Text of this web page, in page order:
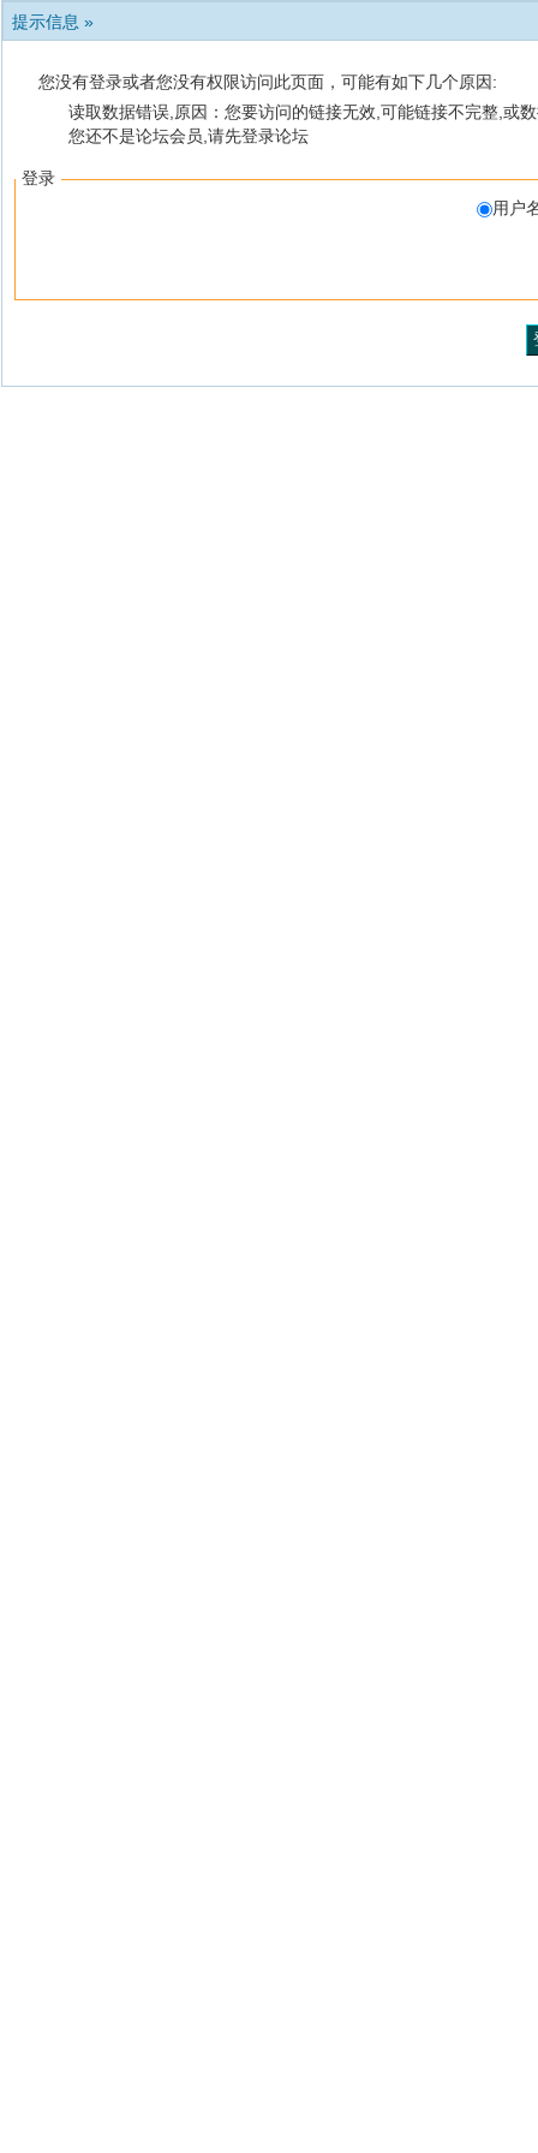
提示信息 »
您没有登录或者您没有权限访问此页面，可能有如下几个原因:
读取数据错误,原因：您要访问的链接无效,可能链接不完整,或
您还不是论坛会员,请先登录论坛
登录
用户